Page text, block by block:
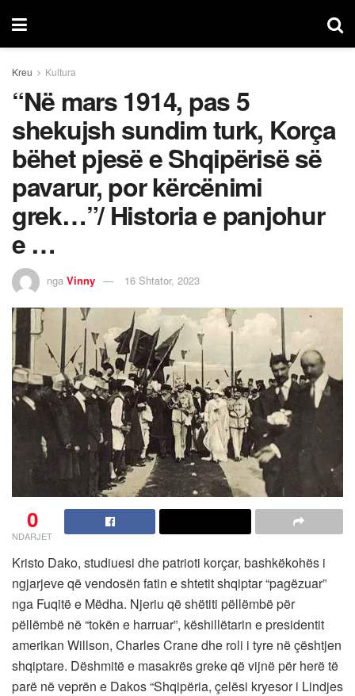
Kreu Kultura
“Në mars 1914, pas 5
shekujsh sundim turk, Korça
bëhet pjesë e Shqipërisë së
pavarur, por kërcënimi
grek…”/ Historia e panjohur
e …
nga Vinny 16 Shtator, 2023
0
NDARJET
Kristo Dako, studiuesi dhe patrioti korçar, bashkëkohës i
ngjarjeve që vendosën fatin e shtetit shqiptar “pagëzuar”
nga Fuqitë e Mëdha. Njeriu që shëtiti pëllëmbë për
pëllëmbë në “tokën e harruar”, këshillëtarin e presidentit
amerikan Willson, Charles Crane dhe roli i tyre në çështjen
shqiptare. Dëshmitë e masakrës greke që vijnë për herë të
parë në veprën e Dakos “Shqipëria, çelësi kryesor i Lindjes